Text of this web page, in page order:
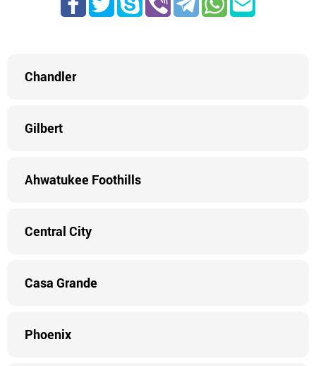
Chandler
Gilbert
Ahwatukee Foothills
Central City
Casa Grande
Phoenix